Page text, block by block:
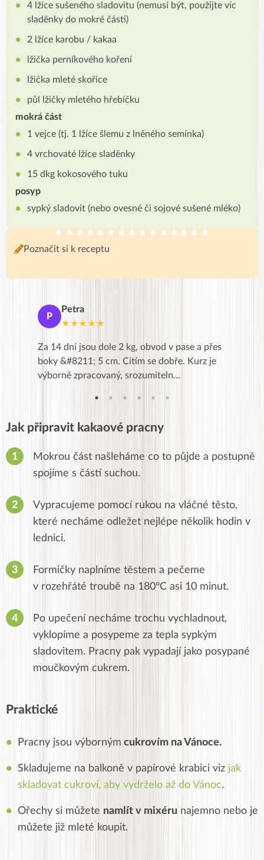
4 lžíce sušeného sladovitu (nemusí být, použijte víc
sladěnky do mokré části)
2 lžíce karobu / kakaa
lžička perníkového koření
lžička mleté skořice
půl lžičky mletého hřebíčku
mokrá část
1 vejce (tj. 1 lžíce šlemu z lněného semínka)
4 vrchovaté lžíce sladěnky
15 dkg kokosového tuku
posyp
sypký sladovit (nebo ovesné či sojové sušené mléko)
Poznačit si k receptu
P
Petra
★★★★★
Za 14 dní jsou dole 2 kg, obvod v pase a přes
boky &#8211; 5 cm. Cítím se dobře. Kurz je
výborně zpracovaný, srozumiteln…
Jak připravit kakaové pracny
Mokrou část našleháme co to půjde a postupně
spojíme s částí suchou.
Vypracujeme pomocí rukou na vláčné těsto,
které necháme odležet nejlépe několik hodin v
lednici.
Formičky naplníme těstem a pečeme
v rozehřáté troubě na 180°C asi 10 minut.
Po upečení necháme trochu vychladnout,
vyklopíme a posypeme za tepla sypkým
sladovitem. Pracny pak vypadají jako posypané
moučkovým cukrem.
Praktické
Pracny jsou výborným cukrovím na Vánoce.
Skladujeme na balkoně v papírové krabici viz jak
skladovat cukroví, aby vydrželo až do Vánoc.
Ořechy si můžete namlít v mixéru najemno nebo je
můžete již mleté koupit.